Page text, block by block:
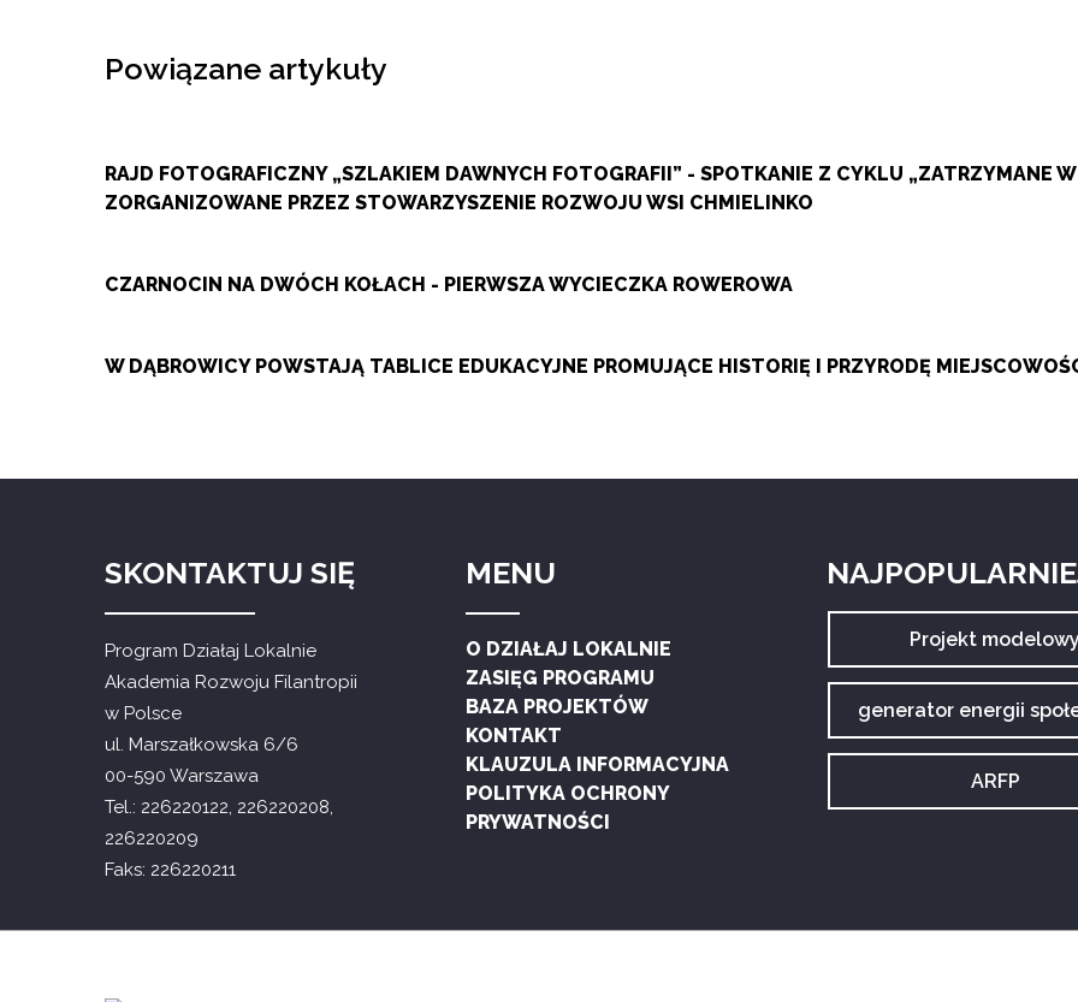
Powiązane artykuły
RAJD FOTOGRAFICZNY „SZLAKIEM DAWNYCH FOTOGRAFII” - SPOTKANIE Z CYKLU „ZATRZYMANE
ZORGANIZOWANE PRZEZ STOWARZYSZENIE ROZWOJU WSI CHMIELINKO
CZARNOCIN NA DWÓCH KOŁACH - PIERWSZA WYCIECZKA ROWEROWA
W DĄBROWICY POWSTAJĄ TABLICE EDUKACYJNE PROMUJĄCE HISTORIĘ I PRZYRODĘ
SKONTAKTUJ SIĘ
Program Działaj Lokalnie
Akademia Rozwoju Filantropii
w Polsce
ul. Marszałkowska 6/6
00-590 Warszawa
Tel.: 226220122, 226220208,
226220209
Faks: 226220211
MENU
O DZIAŁAJ LOKALNIE
ZASIĘG PROGRAMU
BAZA PROJEKTÓW
KONTAKT
KLAUZULA INFORMACYJNA
POLITYKA OCHRONY
PRYWATNOŚCI
Archiwum
tagu:
Projekt modelowy
Archiwum
tagu:
generator energii
Archiwum
tagu:
ARFP